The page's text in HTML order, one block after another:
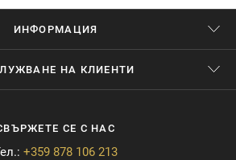
ИНФОРМАЦИЯ
НА КЛИЕНТИ
СЕ С НАС
+359 878 106 213